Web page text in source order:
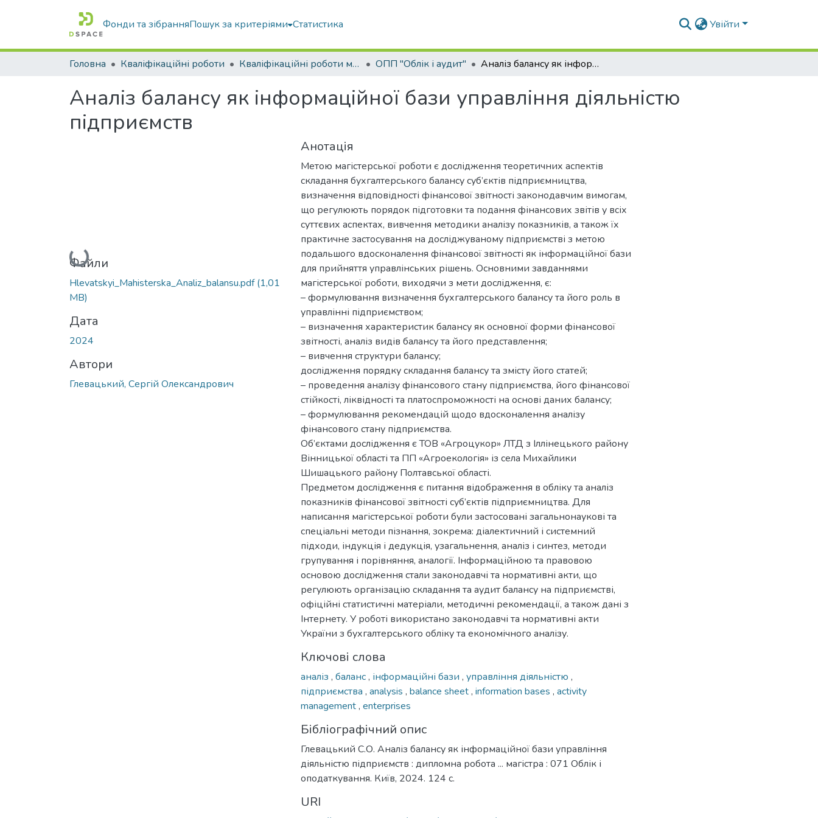
Фонди та зібранняПошук за критеріями Статистика Увійти
Головна Кваліфікаційні роботи Кваліфікаційні роботи магістрів ОПП "Облік і аудит" Аналіз балансу як інформаційної бази управління діяльністю підприємств
Аналіз балансу як інформаційної бази управління діяльністю
підприємств
Вантажиться...
Файли
Hlevatskyi_Mahisterska_Analiz_balansu.pdf(1,01
MB)
Дата
2024
Автори
Глевацький, Сергій Олександрович
Анотація
Метою магістерської роботи є дослідження теоретичних аспектів
складання бухгалтерського балансу суб’єктів підприємництва,
визначення відповідності фінансової звітності законодавчим вимогам,
що регулюють порядок підготовки та подання фінансових звітів у всіх
суттєвих аспектах, вивчення методики аналізу показників, а також їх
практичне застосування на досліджуваному підприємстві з метою
подальшого вдосконалення фінансової звітності як інформаційної бази
для прийняття управлінських рішень. Основними завданнями
магістерської роботи, виходячи з мети дослідження, є:
– формулювання визначення бухгалтерського балансу та його роль в
управлінні підприємством;
– визначення характеристик балансу як основної форми фінансової
звітності, аналіз видів балансу та його представлення;
– вивчення структури балансу;
дослідження порядку складання балансу та змісту його статей;
– проведення аналізу фінансового стану підприємства, його фінансової
стійкості, ліквідності та платоспроможності на основі даних балансу;
– формулювання рекомендацій щодо вдосконалення аналізу
фінансового стану підприємства.
Об’єктами дослідження є ТОВ «Агроцукор» ЛТД з Іллінецького району
Вінницької області та ПП «Агроекологія» із села Михайлики
Шишацького району Полтавської області.
Предметом дослідження є питання відображення в обліку та аналіз
показників фінансової звітності суб’єктів підприємництва. Для
написання магістерської роботи були застосовані загальнонаукові та
спеціальні методи пізнання, зокрема: діалектичний і системний
підходи, індукція і дедукція, узагальнення, аналіз і синтез, методи
групування і порівняння, аналогії. Інформаційною та правовою
основою дослідження стали законодавчі та нормативні акти, що
регулюють організацію складання та аудит балансу на підприємстві,
офіційні статистичні матеріали, методичні рекомендації, а також дані з
Інтернету. У роботі використано законодавчі та нормативні акти
України з бухгалтерського обліку та економічного аналізу.
Ключові слова
аналіз , баланс, інформаційні бази , управління діяльністю ,
підприємства , analysis , balance sheet, information bases , activity
management, enterprises
Бібліографічний опис
Глевацький С.О. Аналіз балансу як інформаційної бази управління
діяльністю підприємств : дипломна робота ... магістра : 071 Облік і
оподаткування. Київ, 2024. 124 с.
URI